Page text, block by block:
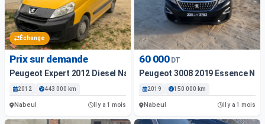
Échange
Prix sur demande
Peugeot Expert 2012 Diesel Nabeul
2012 443 000 km
Nabeul Il y a 1 mois
60 000 DT
Peugeot 3008 2019 Essence
2019 150 000 km
Nabeul Il y a 1 mois